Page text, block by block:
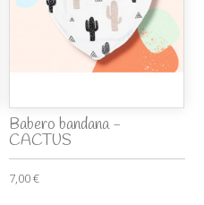
Babero bandana -
CACTUS
7,00 €